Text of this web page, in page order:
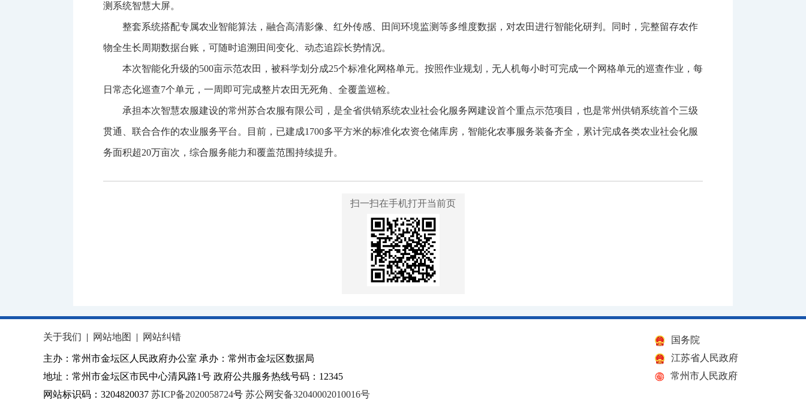
测系统智慧大屏。
整套系统搭配专属农业智能算法，融合高清影像、红外传感、田间环境监测等多维度数据，对农田进行智能化研判。同时，完整留存农作
物全生长周期数据台账，可随时追溯田间变化、动态追踪长势情况。
本次智能化升级的500亩示范农田，被科学划分成25个标准化网格单元。按照作业规划，无人机每小时可完成一个网格单元的巡查作业，每
日常态化巡查7个单元，一周即可完成整片农田无死角、全覆盖巡检。
承担本次智慧农服建设的常州苏合农服有限公司，是全省供销系统农业社会化服务网建设首个重点示范项目，也是常州供销系统首个三级
贯通、联合合作的农业服务平台。目前，已建成1700多平方米的标准化农资仓储库房，智能化农事服务装备齐全，累计完成各类农业社会化服
务面积超20万亩次，综合服务能力和覆盖范围持续提升。
扫一扫在手机打开当前页
关于我们 | 网站地图 | 网站纠错
主办：常州市金坛区人民政府办公室 承办：常州市金坛区数据局
地址：常州市金坛区市民中心清风路1号 政府公共服务热线号码：12345
网站标识码：3204820037 苏ICP备2020058724号 苏公网安备32040002010016号
国务院
江苏省人民政府
常州市人民政府